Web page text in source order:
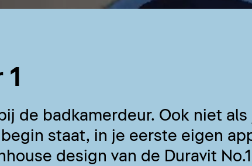
de badkamerdeur. Ook niet als
staat, in je eerste eigen
design van de Duravit